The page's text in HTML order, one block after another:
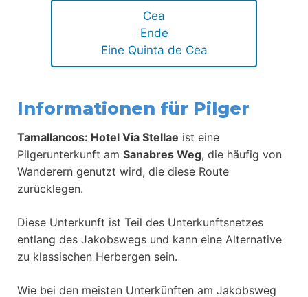
Cea
Ende
Eine Quinta de Cea
Informationen für Pilger
Tamallancos: Hotel Via Stellae ist eine
Pilgerunterkunft am Sanabres Weg, die häufig von
Wanderern genutzt wird, die diese Route
zurücklegen.
Diese Unterkunft ist Teil des Unterkunftsnetzes
entlang des Jakobswegs und kann eine Alternative
zu klassischen Herbergen sein.
Wie bei den meisten Unterkünften am Jakobsweg